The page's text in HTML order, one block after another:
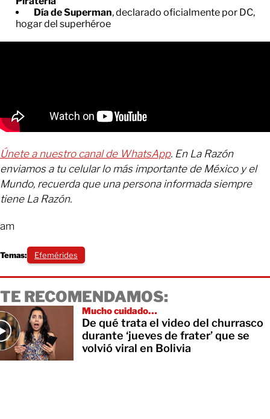
Día de Superman, declarado oficialmente por DC,
hogar del superhéroe
Únete a nuestro canal de WhatsApp. En La Razón
enviamos a tu celular lo más importante de México y el
Mundo, recuerda que una persona informada siempre
tiene La Razón.
am
Temas: Efemérides
TE RECOMENDAMOS:
Mucho cuidado…
De qué trata el video del churrasco
durante ‘jueves de frater’ que se
volvió viral en Bolivia